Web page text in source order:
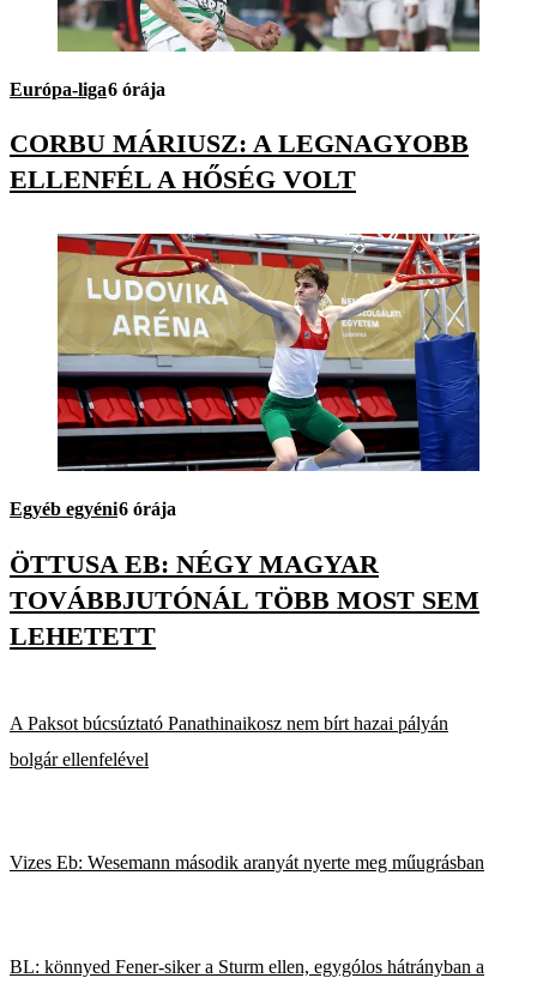
Európa-liga6 órája
CORBU MÁRIUSZ: A LEGNAGYOBB
ELLENFÉL A HŐSÉG VOLT
Egyéb egyéni6 órája
ÖTTUSA EB: NÉGY MAGYAR
TOVÁBBJUTÓNÁL TÖBB MOST SEM
LEHETETT
A Paksot búcsúztató Panathinaikosz nem bírt hazai pályán
bolgár ellenfelével
Vizes Eb: Wesemann második aranyát nyerte meg műugrásban
BL: könnyed Fener-siker a Sturm ellen, egygólos hátrányban a